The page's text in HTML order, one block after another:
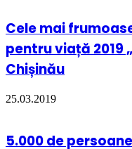
Cele mai
pentru viață 2019
Chișinău
25.03.2019
5.000 de